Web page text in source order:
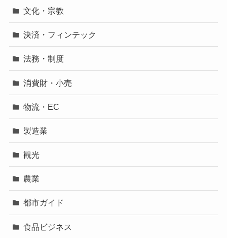
文化・宗教
決済・フィンテック
法務・制度
消費財・小売
物流・EC
製造業
観光
農業
都市ガイド
食品ビジネス